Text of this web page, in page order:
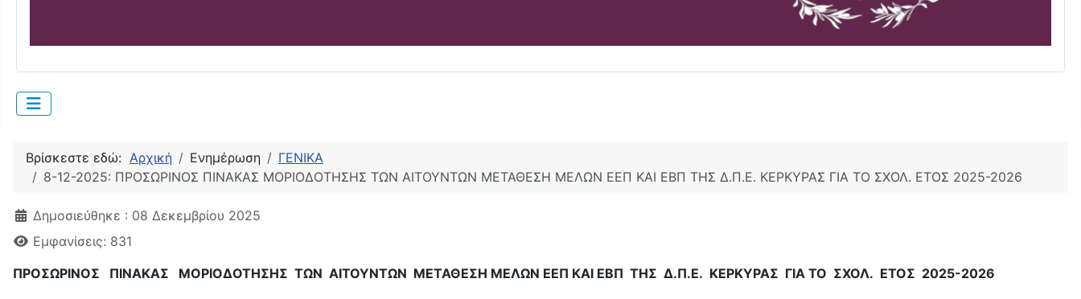
Βρίσκεστε εδώ: Αρχική Ενημέρωση
ΓΕΝΙΚΑ
8-12-2025: ΠΡΟΣΩΡΙΝΟΣ ΠΙΝΑΚΑΣ ΜΟΡΙΟΔΟΤΗΣΗΣ ΤΩΝ ΑΙΤΟΥΝΤΩΝ ΜΕΤΑΘΕΣΗ ΜΕΛΩΝ ΕΕΠ ΚΑΙ ΕΒΠ ΤΗΣ Δ.Π.Ε. ΚΕΡΚΥΡΑΣ ΓΙΑ ΤΟ ΣΧΟΛ. ΕΤΟΣ 2025-2026
Λεπτομέρειες
Δημοσιεύθηκε : 08 Δεκεμβρίου 2025
Εμφανίσεις: 831
ΠΡΟΣΩΡΙΝΟΣ ΠΙΝΑΚΑΣ ΜΟΡΙΟΔΟΤΗΣΗΣ ΤΩΝ ΑΙΤΟΥΝΤΩΝ ΜΕΤΑΘΕΣΗ ΜΕΛΩΝ ΕΕΠ ΚΑΙ ΕΒΠ ΤΗΣ Δ.Π.Ε. ΚΕΡΚΥΡΑΣ ΓΙΑ ΤΟ ΣΧΟΛ. ΕΤΟΣ 2025-2026